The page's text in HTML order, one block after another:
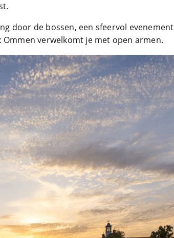
door de bossen, een sfeervol evenement
verwelkomt je met open armen.